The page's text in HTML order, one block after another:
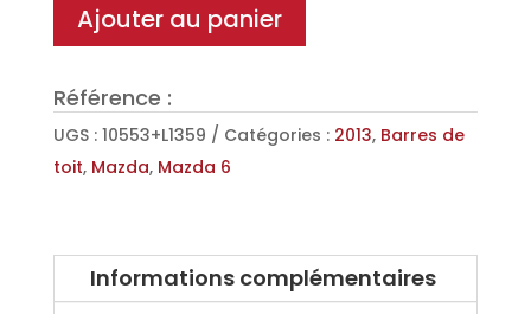
barres
toit
Classic
en
Mazda
Ajouter au panier
Référence :
UGS : 10553+L1359 Catégories : 2013, Barres de
toit, Mazda, Mazda 6
Informations complémentaires